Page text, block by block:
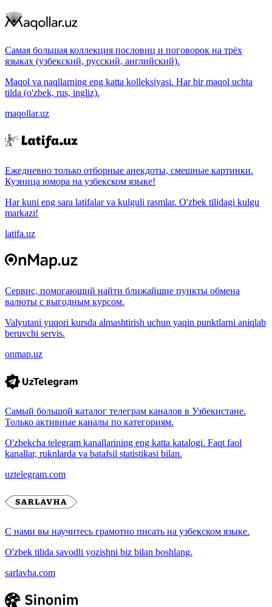
Самая большая коллекция пословиц и поговорок на трёх
языках (узбекский, русский, английский).
Maqol va naqllarning eng katta kolleksiyasi. Har bir maqol uchta
tilda (o'zbek, rus, ingliz).
maqollar.uz
Ежедневно только отборные анекдоты, смешные картинки.
Кузница юмора на узбекском языке!
Har kuni eng sara latifalar va kulguli rasmlar. O'zbek tilidagi kulgu
markazi!
latifa.uz
Сервис, помогающий найти ближайшие пункты обмена
валюты с выгодным курсом.
Valyutani yuqori kursda almashtirish uchun yaqin punktlarni aniqlab
beruvchi servis.
onmap.uz
Самый большой каталог телеграм каналов в Узбекистане.
Только активные каналы по категориям.
O'zbekcha telegram kanallarining eng katta katalogi. Faqt faol
kanallar, ruknlarda va batafsil statistikasi bilan.
uztelegram.com
С нами вы научитесь грамотно писать на узбекском языке.
O'zbek tilida savodli yozishni biz bilan boshlang.
sarlavha.com